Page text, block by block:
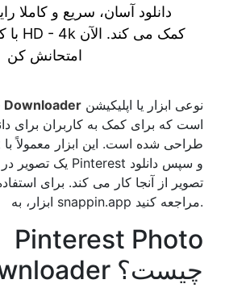
دانلود آسان، سریع و کاملا
امتحانش کن
Downloader
است که برای کمک به کاربران برای
تصویر از آنجا کار می کند. برای
ابزار، به snappin.app مراجعه کنید.
Pinterest Photo
Downloader چیست؟